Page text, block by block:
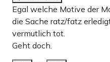
Egal welche Motive der
die Sache ratz/fatz
vermutlich tot.
Geht doch.